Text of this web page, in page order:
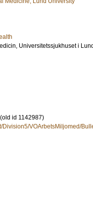
Universitetssjukhuset i
id 1142987)
VOArbetsMiljomed/